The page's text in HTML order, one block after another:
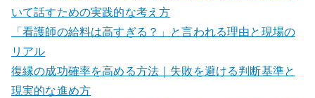
いて話すための実践的な考え方
「看護師の給料は高すぎる？」と言われる理由と現場の
リアル
復縁の成功確率を高める方法｜失敗を避ける判断基準と
現実的な進め方